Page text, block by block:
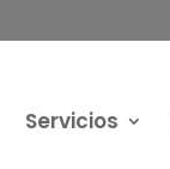
Servicios